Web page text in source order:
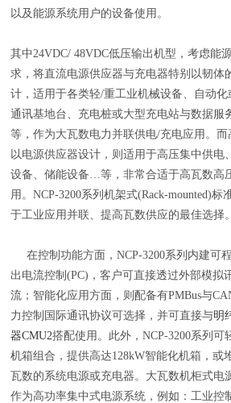
以及能源系统用户的设备使用。
其中24VDC/ 48VDC低压输出机型，考虑能
求，将直流电源供应器与充电器特别以韧体
计，适用于各类轻/重工业机械设备、自动
通讯基地台、充电桩或大型充电站与数据服
等，作为大瓦数电力并联供电/充电应用。而
以电源供应器设计，则适用于高压集中供电
设备、储能设备…等，非常合适于高瓦数高
用。NCP-3200系列机架式(Rack-mounted)
于工业应用并联、提高瓦数供应的最佳选择。
在控制功能方面，NCP-3200系列内建可
出电流控制(PC)，客户可直接透过外部模拟
流；智能化应用方面，则配备有PMBus与
力控制国际通讯协议可选择，并可直接与明
器CMU2搭配使用。此外，NCP-3200系列可
机箱组合，提供高达128kW智能化机箱，或
瓦数的系统电源或充电器。大瓦数机柜式电
作为高功率集中式电源系统，例如：工业控